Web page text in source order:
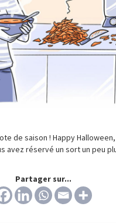
de saison ! Happy
avez réservé un sort un peu
Partager sur...